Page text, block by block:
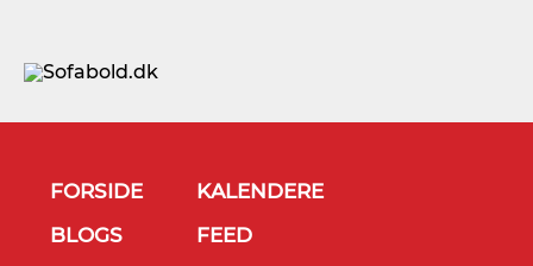
FORSIDE
KALENDERE
BLOGS
FEED